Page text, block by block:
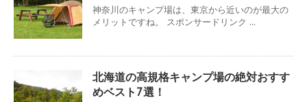
神奈川のキャンプ場は、東京から近いのが最大の
メリットですね。 スポンサードリンク ...
北海道の高規格キャンプ場の絶対おすす
めベスト7選！